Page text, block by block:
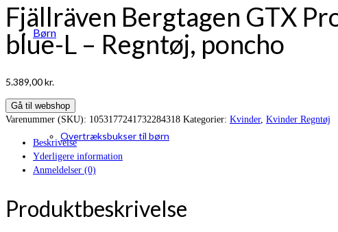
Børn
Overtræksbukser til børn
Fjällräven Bergtagen GTX
blue-L – Regntøj, poncho
5.389,00kr.
Gå til webshop
Varenummer (SKU): 1053177241732284318 Kategorier: Kvinder, Kvinder Regntøj
Beskrivelse
Yderligere information
Anmeldelser (0)
Produktbeskrivelse